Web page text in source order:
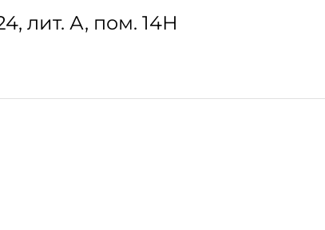
лит. А, пом. 14Н